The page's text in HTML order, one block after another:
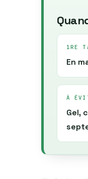
1RE
En
À
Gel,